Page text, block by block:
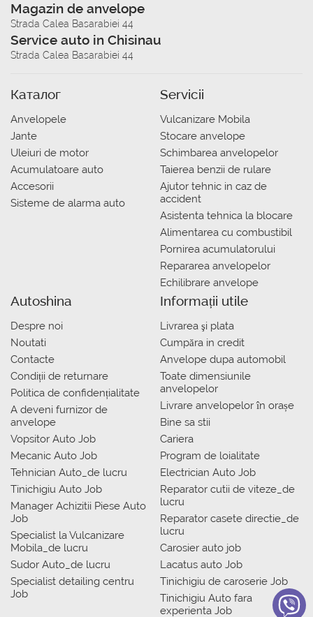
Magazin de anvelope
Strada Calea Basarabiei 44
Service auto in Chisinau
Strada Calea Basarabiei 44
Каталог
Anvelopele
Jante
Uleiuri de motor
Acumulatoare auto
Accesorii
Sisteme de alarma auto
Servicii
Vulcanizare Mobila
Stocare anvelope
Schimbarea anvelopelor
Taierea benzii de rulare
Ajutor tehnic in caz de
accident
Asistenta tehnica la blocare
Alimentarea cu combustibil
Pornirea acumulatorului
Repararea anvelopelor
Echilibrare anvelope
Autoshina
Despre noi
Noutati
Contacte
Condiții de returnare
Politica de confidențialitate
A deveni furnizor de
anvelope
Vopsitor Auto Job
Mecanic Auto Job
Tehnician Auto_de lucru
Tinichigiu Auto Job
Manager Achizitii Piese Auto
Job
Specialist la Vulcanizare
Mobila_de lucru
Sudor Auto_de lucru
Specialist detailing centru
Job
Informații utile
Livrarea şi plata
Сumpăra in credit
Anvelope dupa automobil
Toate dimensiunile
anvelopelor
Livrare anvelopelor în orașe
Bine sa stii
Cariera
Program de loialitate
Electrician Auto Job
Reparator cutii de viteze_de
lucru
Reparator casete directie_de
lucru
Carosier auto job
Lacatus auto Job
Tinichigiu de caroserie Job
Tinichigiu Auto fara
experienta Job